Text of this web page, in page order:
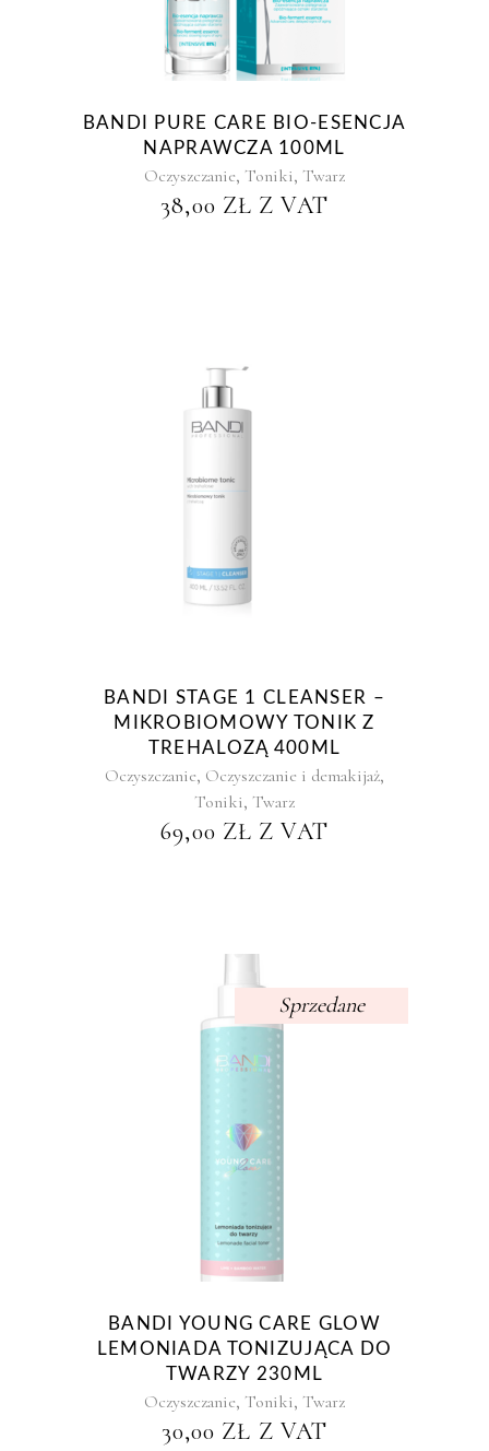
BANDI PURE CARE BIO-ESENCJA
NAPRAWCZA 100ML
Oczyszczanie, Toniki, Twarz
38,00 ZŁ Z VAT
BANDI STAGE 1 CLEANSER –
MIKROBIOMOWY TONIK Z
TREHALOZĄ 400ML
Oczyszczanie, Oczyszczanie i demakijaż,
Toniki, Twarz
69,00 ZŁ Z VAT
Sprzedane
BANDI YOUNG CARE GLOW
LEMONIADA TONIZUJĄCA DO
TWARZY 230ML
Oczyszczanie, Toniki, Twarz
30,00 ZŁ Z VAT